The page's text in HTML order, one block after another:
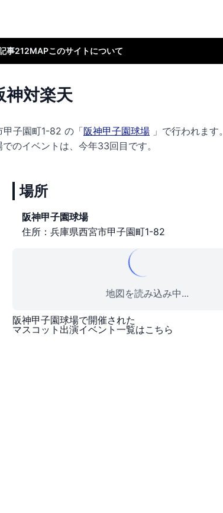
事212MAPこのサイトについて
神対楽天
甲子園町1-82 の 「阪神甲子園球場 」で行われます。
のイベントは、今年33回目です。
場所
阪神甲子園球場
住所：兵庫県西宮市甲子園町1-82
地図を読み込み中...
阪神甲子園球場で開催された
マスコット出演イベント一覧はこちら